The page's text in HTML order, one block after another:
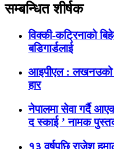
सम्बन्धित शीर्षक
विक्की-कट्रिनाको
बडिगार्डलाई
आइपीएल : लखनउको
हार
नेपालमा सेवा गर्दै
द स्काई ’ नामक
१३ वर्षपछि राजेश